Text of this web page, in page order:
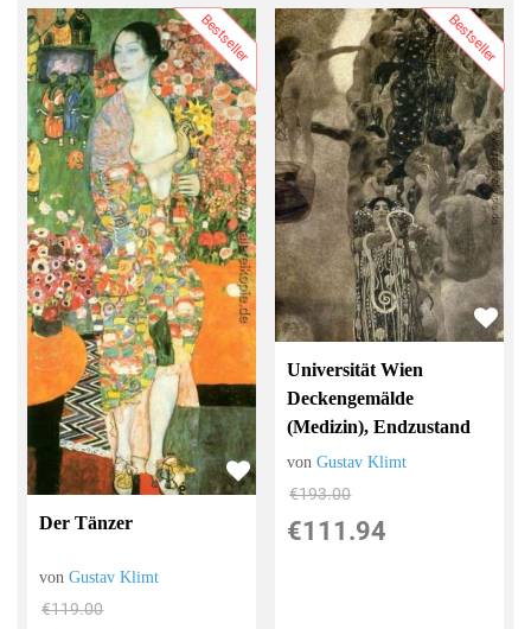
Bestseller
Der Tänzer
vonGustav Klimt
€119.00
Bestseller
Universität Wien
Deckengemälde
(Medizin), Endzustand
vonGustav Klimt
€193.00
€111.94